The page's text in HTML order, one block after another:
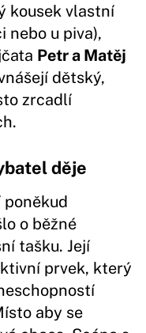
kousek vlastní
nebo u piva),
Petr a Matěj
dětský,
zrcadlí
děje
poněkud
o běžné
tašku. Její
prvek, který
aby se